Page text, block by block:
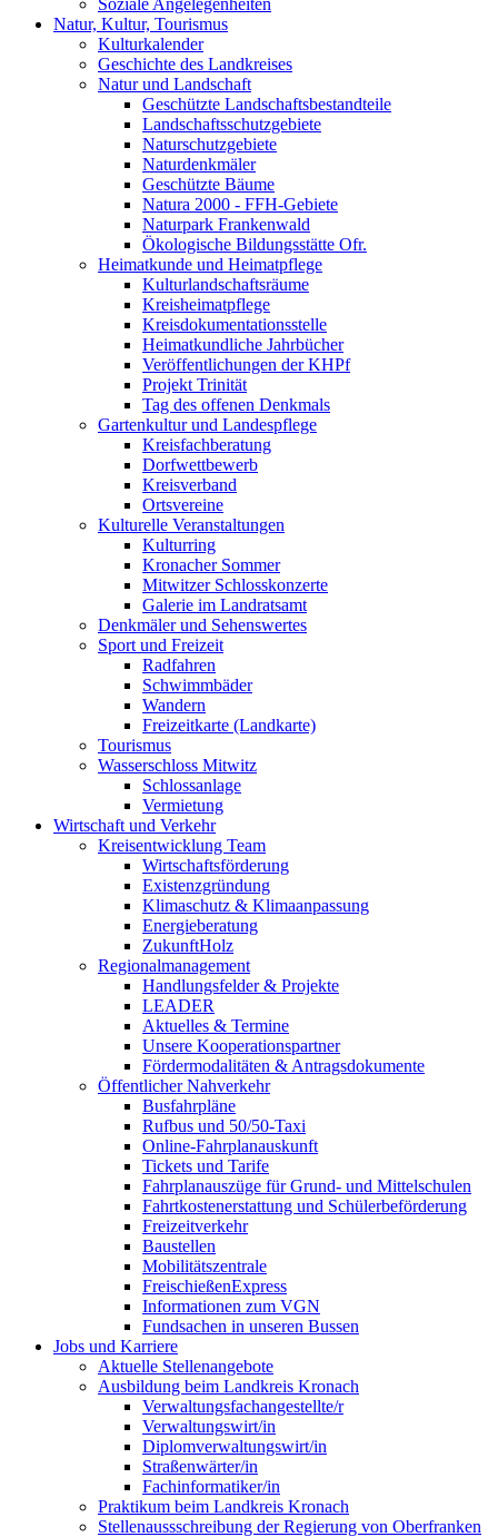
Soziale Angelegenheiten
Natur, Kultur, Tourismus
Kulturkalender
Geschichte des Landkreises
Natur und Landschaft
Geschützte Landschaftsbestandteile
Landschaftsschutzgebiete
Naturschutzgebiete
Naturdenkmäler
Geschützte Bäume
Natura 2000 - FFH-Gebiete
Naturpark Frankenwald
Ökologische Bildungsstätte Ofr.
Heimatkunde und Heimatpflege
Kulturlandschaftsräume
Kreisheimatpflege
Kreisdokumentationsstelle
Heimatkundliche Jahrbücher
Veröffentlichungen der KHPf
Projekt Trinität
Tag des offenen Denkmals
Gartenkultur und Landespflege
Kreisfachberatung
Dorfwettbewerb
Kreisverband
Ortsvereine
Kulturelle Veranstaltungen
Kulturring
Kronacher Sommer
Mitwitzer Schlosskonzerte
Galerie im Landratsamt
Denkmäler und Sehenswertes
Sport und Freizeit
Radfahren
Schwimmbäder
Wandern
Freizeitkarte (Landkarte)
Tourismus
Wasserschloss Mitwitz
Schlossanlage
Vermietung
Wirtschaft und Verkehr
Kreisentwicklung Team
Wirtschaftsförderung
Existenzgründung
Klimaschutz & Klimaanpassung
Energieberatung
ZukunftHolz
Regionalmanagement
Handlungsfelder & Projekte
LEADER
Aktuelles & Termine
Unsere Kooperationspartner
Fördermodalitäten & Antragsdokumente
Öffentlicher Nahverkehr
Busfahrpläne
Rufbus und 50/50-Taxi
Online-Fahrplanauskunft
Tickets und Tarife
Fahrplanauszüge für Grund- und Mittelschulen
Fahrtkostenerstattung und Schülerbeförderung
Freizeitverkehr
Baustellen
Mobilitätszentrale
FreischießenExpress
Informationen zum VGN
Fundsachen in unseren Bussen
Jobs und Karriere
Aktuelle Stellenangebote
Ausbildung beim Landkreis Kronach
Verwaltungsfachangestellte/r
Verwaltungswirt/in
Diplomverwaltungswirt/in
Straßenwärter/in
Fachinformatiker/in
Praktikum beim Landkreis Kronach
Stellenaussschreibung der Regierung von Oberfranken